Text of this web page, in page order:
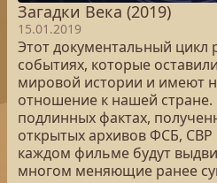
Загадки Века (2019)
15.01.2019
Этот документальный цикл
событиях, которые
мировой истории и имеют
отношение к нашей
подлинных фактах,
открытых архивов ФСБ,
каждом фильме будут
многом меняющие ранее